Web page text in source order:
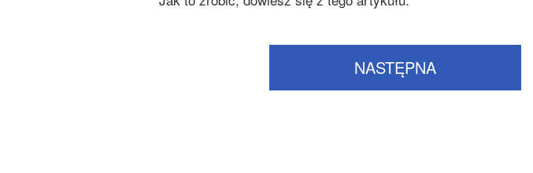
NASTĘPNA